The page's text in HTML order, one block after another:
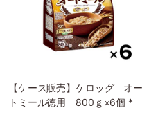
【ケース販売】ケロッグ オー
トミール徳用 800ｇ×6個 *